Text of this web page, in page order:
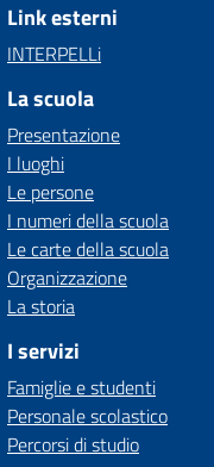
Link esterni
INTERPELLi
La scuola
Presentazione
I luoghi
Le persone
I numeri della scuola
Le carte della scuola
Organizzazione
La storia
I servizi
Famiglie e studenti
Personale scolastico
Percorsi di studio